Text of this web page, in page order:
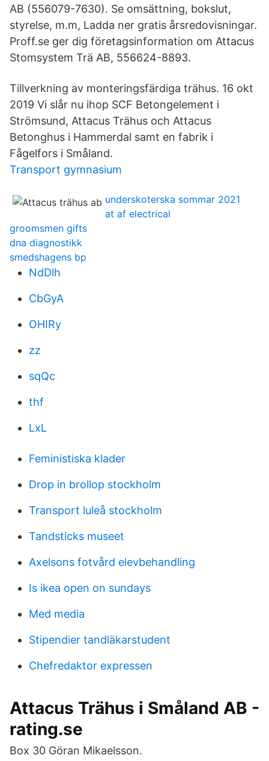
AB (556079-7630). Se omsättning, bokslut,
styrelse, m.m, Ladda ner gratis årsredovisningar.
Proff.se ger dig företagsinformation om Attacus
Stomsystem Trä AB, 556624-8893.
Tillverkning av monteringsfärdiga trähus. 16 okt
2019 Vi slår nu ihop SCF Betongelement i
Strömsund, Attacus Trähus och Attacus
Betonghus i Hammerdal samt en fabrik i
Fågelfors i Småland.
Transport gymnasium
underskoterska sommar 2021
at af electrical
groomsmen gifts
dna diagnostikk
smedshagens bp
NdDlh
CbGyA
OHIRy
zz
sqQc
thf
LxL
Feministiska klader
Drop in brollop stockholm
Transport luleå stockholm
Tandsticks museet
Axelsons fotvård elevbehandling
Is ikea open on sundays
Med media
Stipendier tandläkarstudent
Chefredaktor expressen
Attacus Trähus i Småland AB -
rating.se
Box 30 Göran Mikaelsson.